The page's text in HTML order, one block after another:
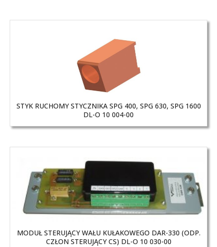
STYK RUCHOMY STYCZNIKA SPG 400, SPG 630, SPG 1600
DL-O 10 004-00
MODUŁ STERUJĄCY WAŁU KUŁAKOWEGO DAR-330 (ODP.
CZŁON STERUJĄCY CS) DL-O 10 030-00